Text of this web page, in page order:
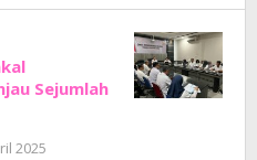
Junaedi
Sejumlah
2025